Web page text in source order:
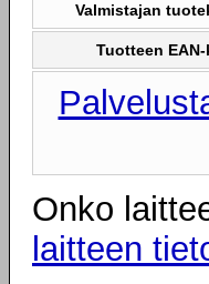
Valmistajan
Tuotteen
Onko
laitteen